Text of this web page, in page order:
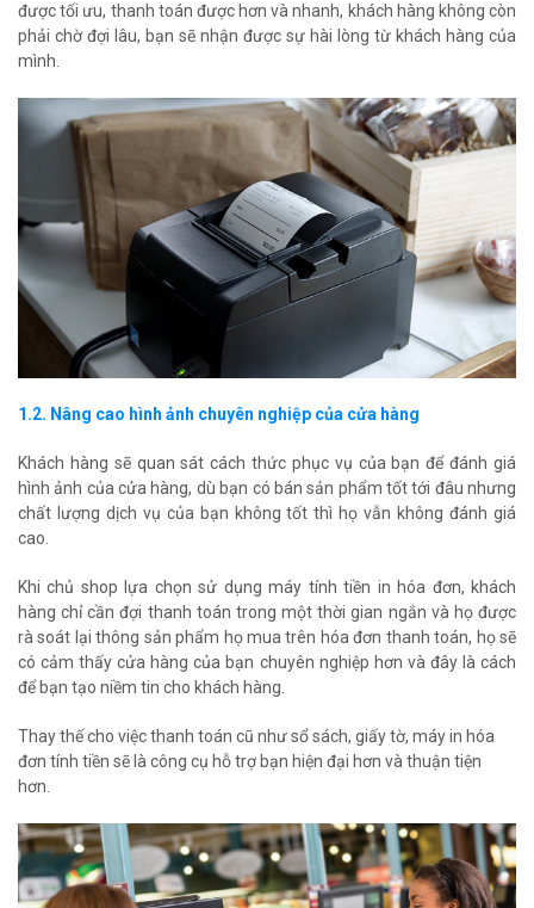
được tối ưu, thanh toán được hơn và nhanh, khách hàng không còn
phải chờ đợi lâu, bạn sẽ nhận được sự hài lòng từ khách hàng của
mình.
1.2. Nâng cao hình ảnh chuyên nghiệp của cửa hàng
Khách hàng sẽ quan sát cách thức phục vụ của bạn để đánh giá
hình ảnh của cửa hàng, dù bạn có bán sản phẩm tốt tới đâu nhưng
chất lượng dịch vụ của bạn không tốt thì họ vẫn không đánh giá
cao.
Khi chủ shop lựa chọn sử dụng máy tính tiền in hóa đơn, khách
hàng chỉ cần đợi thanh toán trong một thời gian ngắn và họ được
rà soát lại thông sản phẩm họ mua trên hóa đơn thanh toán, họ sẽ
có cảm thấy cửa hàng của bạn chuyên nghiệp hơn và đây là cách
để bạn tạo niềm tin cho khách hàng.
Thay thế cho việc thanh toán cũ như sổ sách, giấy tờ, máy in hóa
đơn tính tiền sẽ là công cụ hỗ trợ bạn hiện đại hơn và thuận tiện
hơn.